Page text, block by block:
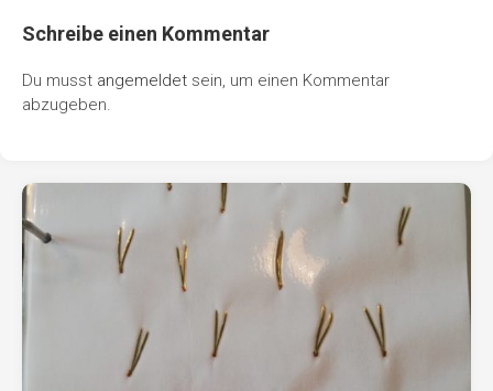
Schreibe einen Kommentar
Du musst angemeldet sein, um einen Kommentar
abzugeben.